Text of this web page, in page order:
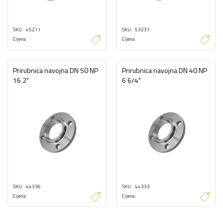
SKU 45211
Cijena
SKU 53231
Cijena
Prirubnica navojna DN 50 NP
16 2"
SKU 44336
Cijena
Prirubnica navojna DN 40 NP
6 6/4"
SKU 44333
Cijena